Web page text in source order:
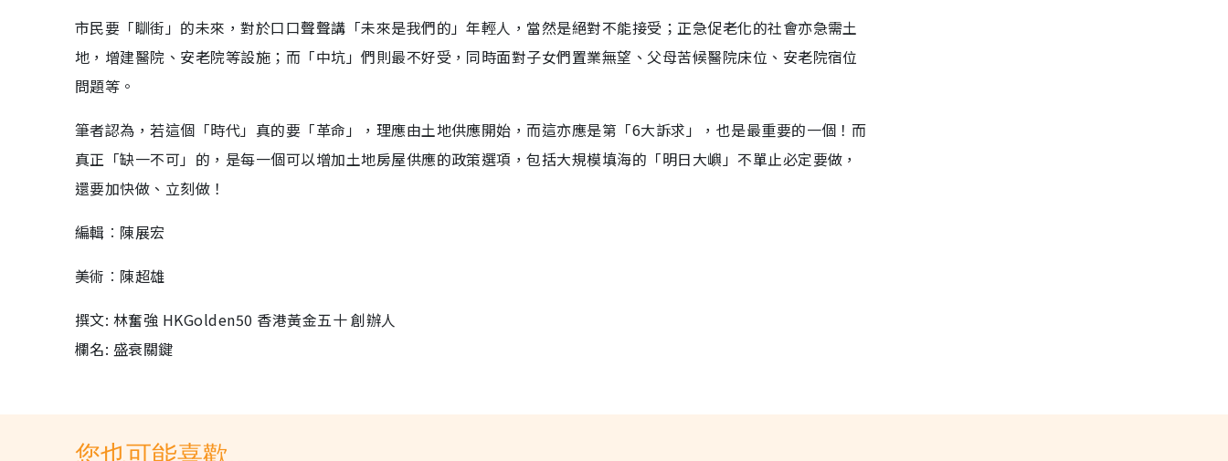
市民要「瞓街」的未來，對於口口聲聲講「未來是我們的」年輕人，當然是絕對不能接受；正急促老化的社會亦急需土
地，增建醫院、安老院等設施；而「中坑」們則最不好受，同時面對子女們置業無望、父母苦候醫院床位、安老院宿位
問題等。
筆者認為，若這個「時代」真的要「革命」，理應由土地供應開始，而這亦應是第「6大訴求」，也是最重要的一個！而
真正「缺一不可」的，是每一個可以增加土地房屋供應的政策選項，包括大規模填海的「明日大嶼」不單止必定要做，
還要加快做、立刻做！
編輯︰陳展宏
美術︰陳超雄
撰文: 林奮強 HKGolden50 香港黃金五十 創辦人
欄名: 盛衰關鍵
您也可能喜歡...